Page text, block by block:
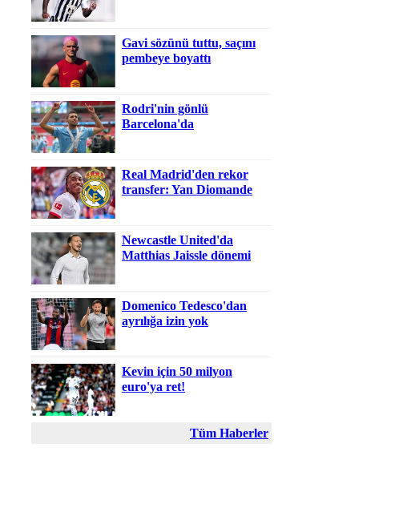
Gavi sözünü tuttu, saçını
pembeye boyattı
Rodri'nin gönlü
Barcelona'da
Real Madrid'den rekor
transfer: Yan Diomande
Newcastle United'da
Matthias Jaissle dönemi
Domenico Tedesco'dan
ayrılığa izin yok
Kevin için 50 milyon
euro'ya ret!
Tüm Haberler